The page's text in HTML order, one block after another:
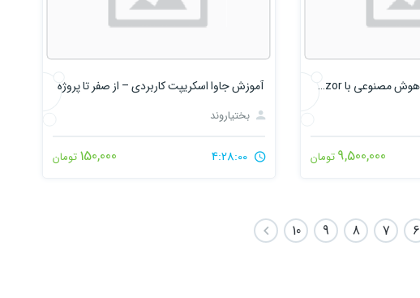
کارگاه ساخت فضای کار هوش مصنوعی با MAUI Blazor
9,500,000تومان
آموزش جاوا اسکریپت کاربردی – از صفر تا پروژه
بختیاروند
4:28:00
150,000تومان
6
7
8
9
10